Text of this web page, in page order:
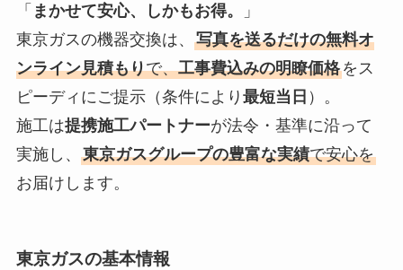
「 まかせて安心、しかもお得。
」
東京ガスの機器交換は、 写真を送るだけの無料オ
ンライン見積もりで、工事費込みの明瞭価格をス
ピーディにご提示（条件により 最短当日 ）。
施工は提携施工パートナーが法令・基準に沿って
実施し、 東京ガスグループの豊富な実績で安心を
お届けします。
東京ガスの基本情報